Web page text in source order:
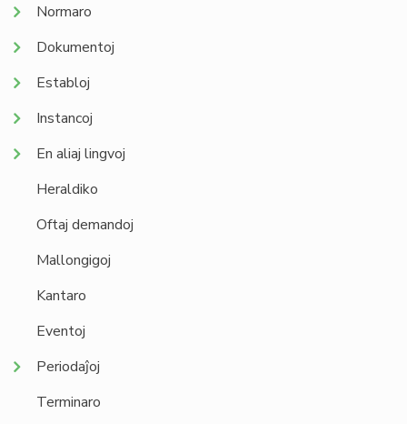
Normaro
Dokumentoj
Establoj
Instancoj
En aliaj lingvoj
Heraldiko
Oftaj demandoj
Mallongigoj
Kantaro
Eventoj
Periodaĵoj
Terminaro